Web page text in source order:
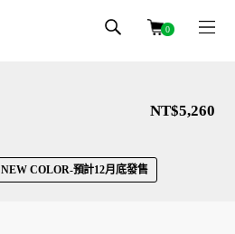
0
NT$5,260
NEW COLOR-預計12月底發售